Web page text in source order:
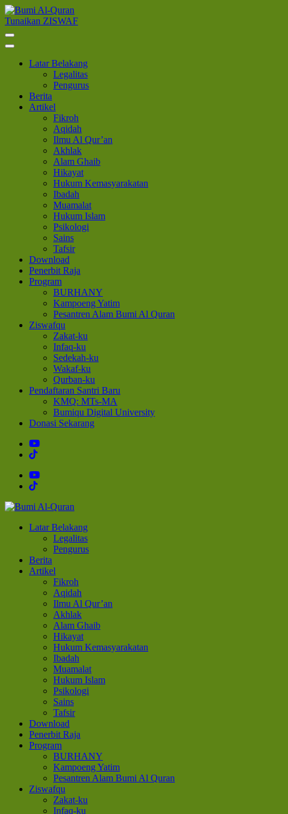
Lompat
ke
konten
(Tekan
Tunaikan ZISWAF
Latar Belakang
Legalitas
Pengurus
Berita
Artikel
Fikroh
Aqidah
Ilmu Al Qur’an
Akhlak
Alam Ghaib
Hikayat
Hukum Kemasyarakatan
Ibadah
Muamalat
Hukum Islam
Psikologi
Sains
Tafsir
Download
Penerbit Raja
Program
BURHANY
Kampoeng Yatim
Pesantren Alam Bumi Al Quran
Ziswafqu
Zakat-ku
Infaq-ku
Sedekah-ku
Wakaf-ku
Qurban-ku
Pendaftaran Santri Baru
KMQ: MTs-MA
Bumiqu Digital University
Donasi Sekarang
Bumi Al-Quran
Sinergi Untuk Kebahagiaan Dunia-Akhirat
Latar Belakang
Legalitas
Pengurus
Berita
Artikel
Fikroh
Aqidah
Ilmu Al Qur’an
Akhlak
Alam Ghaib
Hikayat
Hukum Kemasyarakatan
Ibadah
Muamalat
Hukum Islam
Psikologi
Sains
Tafsir
Download
Penerbit Raja
Program
BURHANY
Kampoeng Yatim
Pesantren Alam Bumi Al Quran
Ziswafqu
Zakat-ku
Infaq-ku